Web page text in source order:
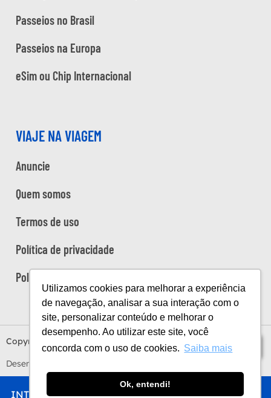
Utilizamos cookies para melhorar a experiência
de navegação, analisar a sua interação com o
site, personalizar conteúdo e melhorar o
desempenho. Ao utilizar este site, você
concorda com o uso de cookies. Saiba mais
Ok, entendi!
INTRO CHEGAR FICAR COMER FAZER
Índice
Passeios no Brasil
Passeios na Europa
eSim ou Chip Internacional
VIAJE NA VIAGEM
Anuncie
Quem somos
Termos de uso
Política de privacidade
Política de cookies
Copyright Viaje na Viagem © 2026
Desenvolvido por